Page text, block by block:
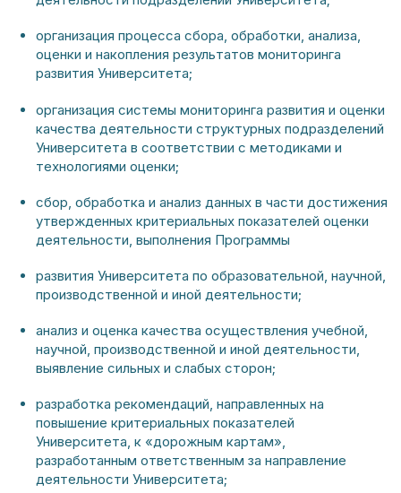
организация процесса сбора, обработки, анализа,
оценки и накопления результатов мониторинга
развития Университета;
организация системы мониторинга развития и оценки
качества деятельности структурных подразделений
Университета в соответствии с методиками и
технологиями оценки;
сбор, обработка и анализ данных в части достижения
утвержденных критериальных показателей оценки
деятельности, выполнения Программы
развития Университета по образовательной, научной,
производственной и иной деятельности;
анализ и оценка качества осуществления учебной,
научной, производственной и иной деятельности,
выявление сильных и слабых сторон;
разработка рекомендаций, направленных на
повышение критериальных показателей
Университета, к «дорожным картам»,
разработанным ответственным за направление
деятельности Университета;